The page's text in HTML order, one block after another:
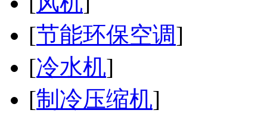
[节能环保空调]
[冷水机]
[制冷压缩机]